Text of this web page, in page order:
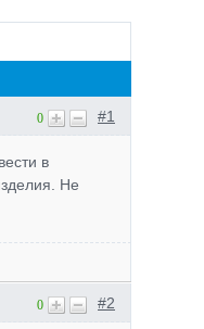
#1
0
в
Не
#2
0